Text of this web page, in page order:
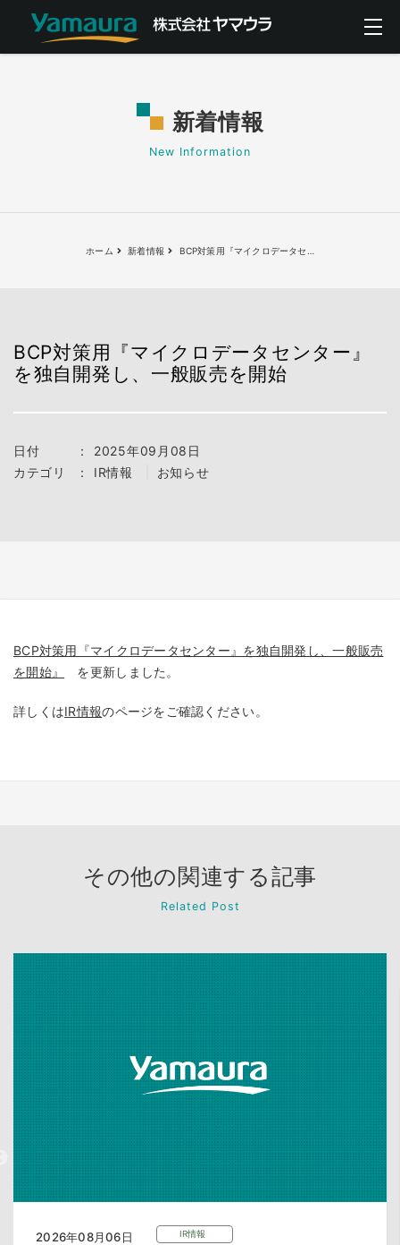
新着情報
New Information
ホーム 新着情報 BCP対策用『マイクロデータセ
BCP対策用『マイクロデータセンター』
を独自開発し、一般販売を開始
日付 ：
2025年09月08日
カテゴリ
： IR情報 お知らせ
BCP対策用『マイクロデータセンター』を独自開発し、一般販売
を開始』
を更新しました。
詳しくはIR情報のページをご確認ください。
その他の関連する記事
Related Post
2026年08月06日 IR情報